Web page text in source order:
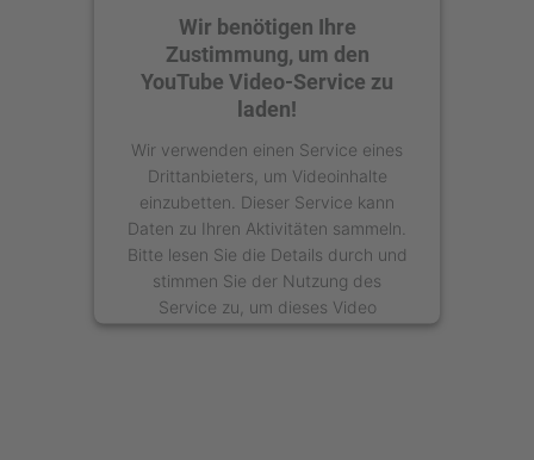
Wir benötigen Ihre
Zustimmung, um den
YouTube Video-Service zu
laden!
Wir verwenden einen Service eines
Drittanbieters, um Videoinhalte
einzubetten. Dieser Service kann
Daten zu Ihren Aktivitäten sammeln.
Bitte lesen Sie die Details durch und
stimmen Sie der Nutzung des
Service zu, um dieses Video
anzusehen.